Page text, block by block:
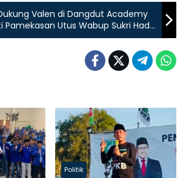
Valen di Dangdut Academy
Pamekasan Utus Wabup Sukri Hadir
Politik